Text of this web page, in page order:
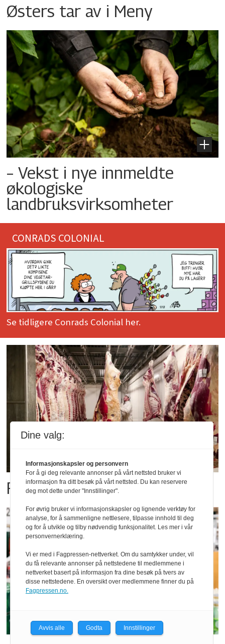
Østers tar av i Meny
– Vekst i nye innmeldte
økologiske
landbruksvirksomheter
CONRADS COLONIAL
Se tidligere Conrads Colonial her.
Fatland forbedret resultatet
Dine valg:
Informasjonskapsler og personvern
For å gi deg relevante annonser på vårt nettsted bruker vi
informasjon fra ditt besøk på vårt nettsted. Du kan reservere
deg mot dette under "Innstillinger".
For øvrig bruker vi informasjonskapsler og lignende verktøy for
analyse, for å sammenligne nettlesere, tilpasse innhold til deg
og for å utvikle og tilby nødvendig funksjonalitet. Les mer i vår
personvernerklæring.
Vi er med i Fagpressen-nettverket. Om du samtykker under, vil
du få relevante annonser på nettstedene til medlemmene i
nettverket basert på informasjon fra dine besøk på tvers av
disse nettstedene. En oversikt over medlemmene finner du på
Fagpressen.no.
Avvis alle Godta Innstillinger